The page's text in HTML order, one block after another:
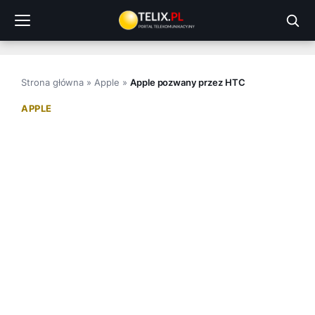
treści
Strona główna » Apple » Apple pozwany przez HTC
APPLE